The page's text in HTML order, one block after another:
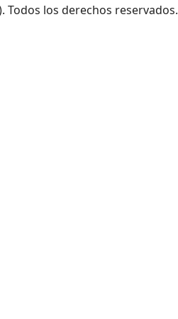
Todos los derechos reservados.